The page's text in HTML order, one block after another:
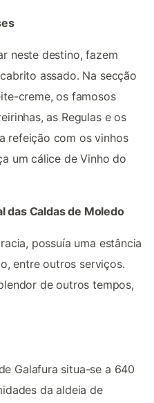
neste destino, fazem
assado. Na secção
creme, os famosos
as Regulas e os
refeição com os vinhos
um cálice de Vinho do
das Caldas de Moledo
possuía uma estância
entre outros serviços.
de outros tempos,
Galafura situa-se a 640
da aldeia de